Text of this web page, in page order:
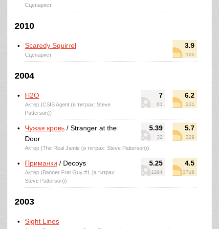
Сценарист
2010
3.9
100
Scaredy Squirrel
Сценарист
2004
7
61
6.2
231
H2O
Актер (CSIS Agent (в титрах: Steve
Patterson))
5.39
32
5.7
329
Чужая кровь / Stranger at the
Door
Актер (The Real Jamie (в титрах: Steve Patterson))
5.25
1294
4.5
3718
Приманки / Decoys
Актер (Banner Frat Guy #1 (в титрах:
Steve Patterson))
2003
Sight Lines